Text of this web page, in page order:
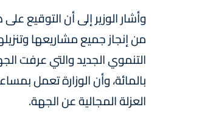
وأشار الوزير إلى أن التوقيع
من إنجاز جميع مشاريعها
بالمائة، وأن الوزارة تعمل
العزلة المجالية عن الجهة.